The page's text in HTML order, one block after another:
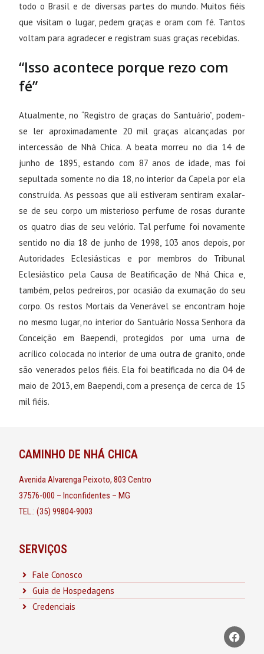
todo o Brasil e de diversas partes do mundo. Muitos fiéis
que visitam o lugar, pedem graças e oram com fé. Tantos
voltam para agradecer e registram suas graças recebidas.
“Isso acontece porque rezo com
fé”
Atualmente, no “Registro de graças do Santuário”, podem-
se ler aproximadamente 20 mil graças alcançadas por
intercessão de Nhá Chica. A beata morreu no dia 14 de
junho de 1895, estando com 87 anos de idade, mas foi
sepultada somente no dia 18, no interior da Capela por ela
construída. As pessoas que ali estiveram sentiram exalar-
se de seu corpo um misterioso perfume de rosas durante
os quatro dias de seu velório. Tal perfume foi novamente
sentido no dia 18 de junho de 1998, 103 anos depois, por
Autoridades Eclesiásticas e por membros do Tribunal
Eclesiástico pela Causa de Beatificação de Nhá Chica e,
também, pelos pedreiros, por ocasião da exumação do seu
corpo. Os restos Mortais da Venerável se encontram hoje
no mesmo lugar, no interior do Santuário Nossa Senhora da
Conceição em Baependi, protegidos por uma urna de
acrílico colocada no interior de uma outra de granito, onde
são venerados pelos fiéis. Ela foi beatificada no dia 04 de
maio de 2013, em Baependi, com a presença de cerca de 15
mil fiéis.
CAMINHO DE NHÁ CHICA
Avenida Alvarenga Peixoto, 803 Centro
37576-000 – Inconfidentes – MG
TEL.: (35) 99804-9003
SERVIÇOS
Fale Conosco
Guia de Hospedagens
Credenciais